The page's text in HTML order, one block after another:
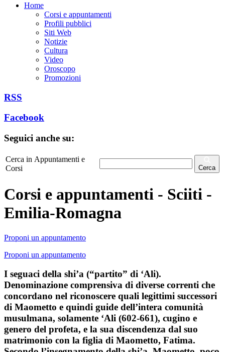
Home
Corsi e appuntamenti
Profili pubblici
Siti Web
Notizie
Cultura
Video
Oroscopo
Promozioni
RSS
Facebook
Seguici anche su:
Cerca in Appuntamenti e
Corsi
Cerca
Corsi e appuntamenti - Sciiti -
Emilia-Romagna
Proponi un appuntamento
Proponi un appuntamento
I seguaci della shi’a (“partito” di ‘Ali).
Denominazione comprensiva di diverse correnti che
concordano nel riconoscere quali legittimi successori
di Maometto e quindi guide dell’intera comunità
musulmana, solamente ‘Ali (602-661), cugino e
genero del profeta, e la sua discendenza dal suo
matrimonio con la figlia di Maometto, Fatima.